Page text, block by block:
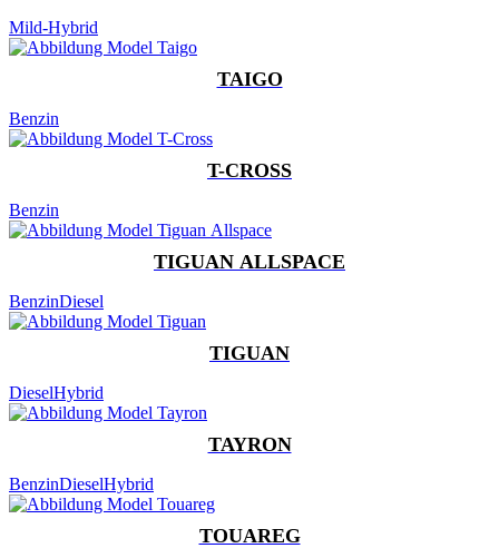
Mild-Hybrid
TAIGO
Benzin
T-CROSS
Benzin
TIGUAN ALLSPACE
BenzinDiesel
TIGUAN
DieselHybrid
TAYRON
BenzinDieselHybrid
TOUAREG